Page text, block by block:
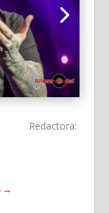
Redactora:
→